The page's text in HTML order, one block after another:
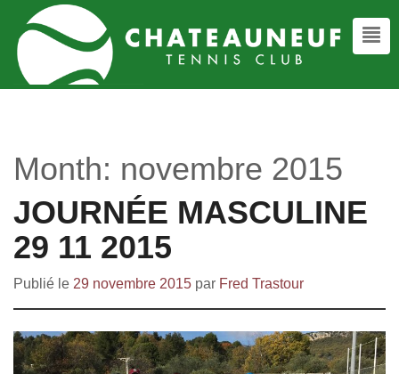
Month: novembre 2015
JOURNÉE MASCULINE
29 11 2015
Publié le 29 novembre 2015 par Fred Trastour